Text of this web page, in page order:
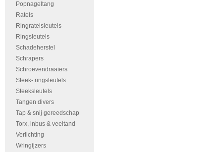
Popnageltang
Ratels
Ringratelsleutels
Ringsleutels
Schadeherstel
Schrapers
Schroevendraaiers
Steek- ringsleutels
Steeksleutels
Tangen divers
Tap & snij gereedschap
Torx, inbus & veeltand
Verlichting
Wringijzers